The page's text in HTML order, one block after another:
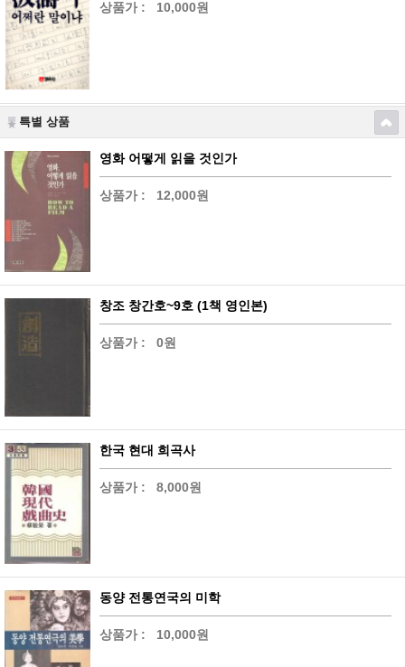
상품가 : 10,000원
특별 상품
영화 어떻게 읽을 것인가
상품가 : 12,000원
창조 창간호~9호 (1책 영인본)
상품가 : 0원
한국 현대 희곡사
상품가 : 8,000원
동양 전통연국의 미학
상품가 : 10,000원